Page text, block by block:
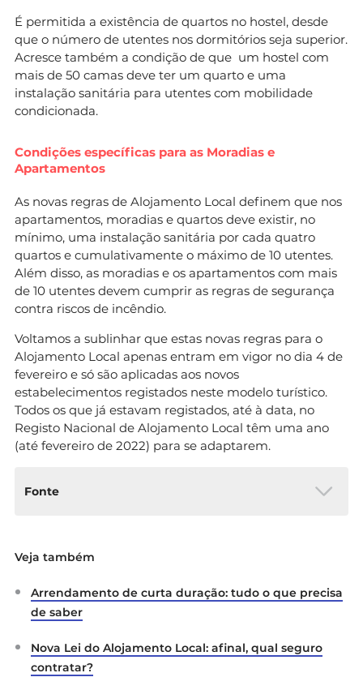
É permitida a existência de quartos no hostel, desde
que o número de utentes nos dormitórios seja superior.
Acresce também a condição de que um hostel com
mais de 50 camas deve ter um quarto e uma
instalação sanitária para utentes com mobilidade
condicionada.
Condições específicas para as Moradias e
Apartamentos
As novas regras de Alojamento Local definem que nos
apartamentos, moradias e quartos deve existir, no
mínimo, uma instalação sanitária por cada quatro
quartos e cumulativamente o máximo de 10 utentes.
Além disso, as moradias e os apartamentos com mais
de 10 utentes devem cumprir as regras de segurança
contra riscos de incêndio.
Voltamos a sublinhar que estas novas regras para o
Alojamento Local apenas entram em vigor no dia 4 de
fevereiro e só são aplicadas aos novos
estabelecimentos registados neste modelo turístico.
Todos os que já estavam registados, até à data, no
Registo Nacional de Alojamento Local têm uma ano
(até fevereiro de 2022) para se adaptarem.
Fonte
2020-11-06:
estabelecimentos de alojamento local
Veja também
Arrendamento de curta duração: tudo o que precisa
de saber
Nova Lei do Alojamento Local: afinal, qual seguro
contratar?